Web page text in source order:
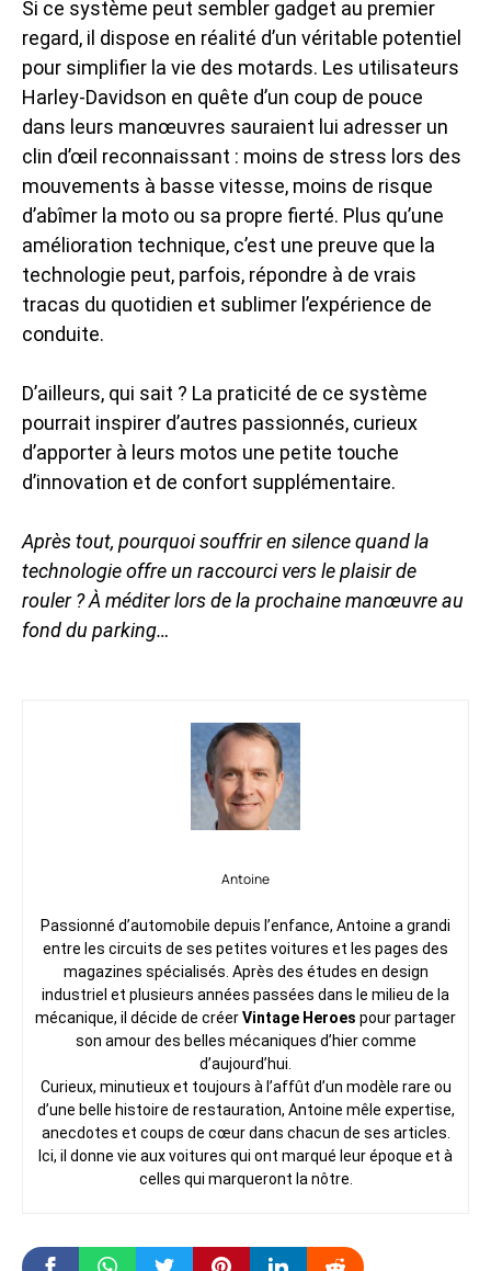
Si ce système peut sembler gadget au premier
regard, il dispose en réalité d’un véritable potentiel
pour simplifier la vie des motards. Les utilisateurs
Harley-Davidson en quête d’un coup de pouce
dans leurs manœuvres sauraient lui adresser un
clin d’œil reconnaissant : moins de stress lors des
mouvements à basse vitesse, moins de risque
d’abîmer la moto ou sa propre fierté. Plus qu’une
amélioration technique, c’est une preuve que la
technologie peut, parfois, répondre à de vrais
tracas du quotidien et sublimer l’expérience de
conduite.
D’ailleurs, qui sait ? La praticité de ce système
pourrait inspirer d’autres passionnés, curieux
d’apporter à leurs motos une petite touche
d’innovation et de confort supplémentaire.
Après tout, pourquoi souffrir en silence quand la
technologie offre un raccourci vers le plaisir de
rouler ? À méditer lors de la prochaine manœuvre au
fond du parking…
Antoine
Passionné d’automobile depuis l’enfance, Antoine a grandi
entre les circuits de ses petites voitures et les pages des
magazines spécialisés. Après des études en design
industriel et plusieurs années passées dans le milieu de la
mécanique, il décide de créerVintage Heroes pour partager
son amour des belles mécaniques d’hier comme
d’aujourd’hui.
Curieux, minutieux et toujours à l’affût d’un modèle rare ou
d’une belle histoire de restauration, Antoine mêle expertise,
anecdotes et coups de cœur dans chacun de ses articles.
Ici, il donne vie aux voitures qui ont marqué leur époque et à
celles qui marqueront la nôtre.